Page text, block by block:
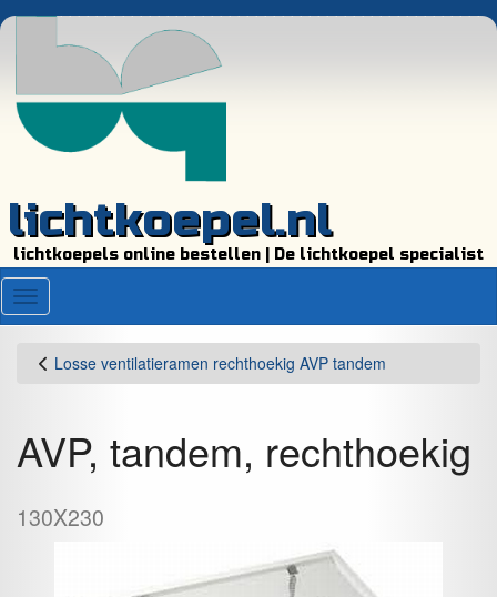
lichtkoepel.nl
lichtkoepels online bestellen | De lichtkoepel specialist
Menu
Losse ventilatieramen rechthoekig AVP tandem
AVP, tandem, rechthoekig
130X230